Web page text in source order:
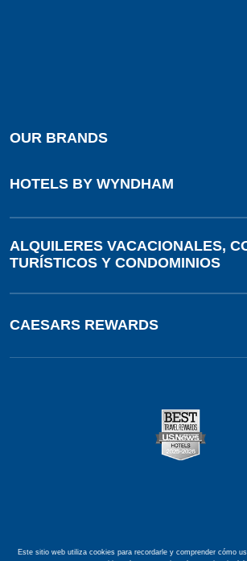
OUR BRANDS
HOTELS BY WYNDHAM
ALQUILERES VACACIONALES,
TURÍSTICOS Y CONDOMINIOS
CAESARS REWARDS
Este sitio web utiliza cookies para recordarle y comprender cómo